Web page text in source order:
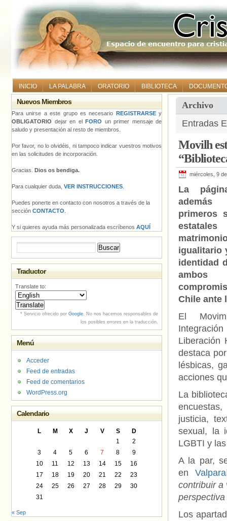
INICIO LA PALABRA ORATORIO BIBLIOTECA
Archivo
Entradas
Movilh
miércoles, 9
La
primeros
igualitario
identidad
Chile ante
El
Liberación
destaca
lésbicas,
acciones
La
justicia,
sexual, la
LGBTI y
A la par,
en
contribuir a
perspectiva
Los
Nuevos Miembros
Para unirse a este grupo es necesario REGISTRARSEy
OBLIGATORIO dejar en el FORO un primer mensaje de
saludo y presentación al resto de miembros.
Por favor, no lo olvidéis, ni tampoco indicar vuestros motivos
en las solicitudes de incorporación.
Gracias. Dios os bendiga.
Para cualquier duda, VER INSTRUCCIONES
Puedes ponerte en contacto con nosotros a través de la
sección CONTACTO
Y si quieres ayuda más personalizada escríbenos AQUÍ
Traductor
Translate to:
* Servicio ofrecido por Google. No nos hacemos responsables de
los posibles errores en la traducción.
Menú
Acceder
Feed de entradas
Feed de comentarios
WordPress.org
Calendario
L M X J V S
D
1
2
3
4 5 6 7 8
9
10
11 12 13 14 15
16
17
18 19 20 21 22
23
24
25 26 27 28 29
30
31
« Sep